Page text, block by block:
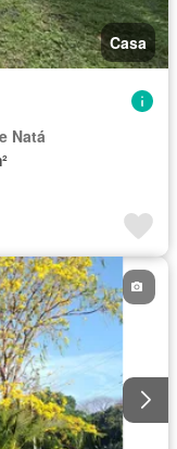
Casa
Natá